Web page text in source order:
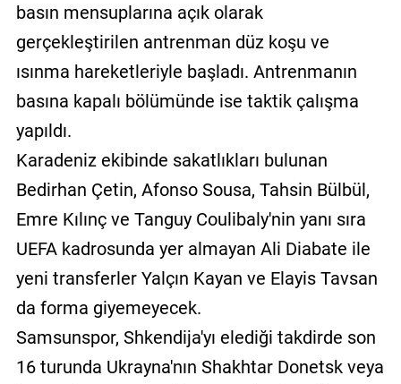
basın mensuplarına açık olarak
gerçekleştirilen antrenman düz koşu ve
ısınma hareketleriyle başladı. Antrenmanın
basına kapalı bölümünde ise taktik çalışma
yapıldı.
Karadeniz ekibinde sakatlıkları bulunan
Bedirhan Çetin, Afonso Sousa, Tahsin Bülbül,
Emre Kılınç ve Tanguy Coulibaly'nin yanı sıra
UEFA kadrosunda yer almayan Ali Diabate ile
yeni transferler Yalçın Kayan ve Elayis Tavsan
da forma giyemeyecek.
Samsunspor, Shkendija'yı elediği takdirde son
16 turunda Ukrayna'nın Shakhtar Donetsk veya